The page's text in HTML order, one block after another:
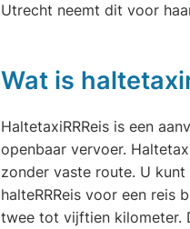
Utrecht neemt dit voor
Wat is
HaltetaxiRRReis is een
openbaar vervoer.
zonder vaste route. U
halteRRReis voor een reis
twee tot vijftien kilometer.